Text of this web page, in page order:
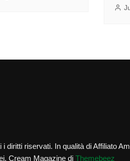
diritti riservati. In qualità di Affiliato
Cream Magazine di Themebeez